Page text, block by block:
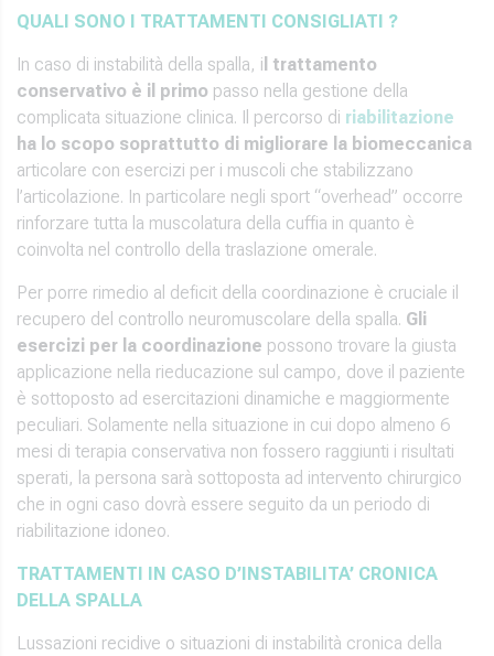
QUALI SONO I TRATTAMENTI CONSIGLIATI ?
In caso di instabilità della spalla, i l trattamento
conservativo è il primo passo nella gestione della
complicata situazione clinica. Il percorso di riabilitazione
ha lo scopo soprattutto di migliorare la biomeccanica
articolare con esercizi per i muscoli che stabilizzano
l’articolazione. In particolare negli sport “overhead” occorre
rinforzare tutta la muscolatura della cuffia in quanto è
coinvolta nel controllo della traslazione omerale.
Per porre rimedio al deficit della coordinazione è cruciale il
recupero del controllo neuromuscolare della spalla. Gli
esercizi per la coordinazione possono trovare la giusta
applicazione nella rieducazione sul campo, dove il paziente
è sottoposto ad esercitazioni dinamiche e maggiormente
peculiari. Solamente nella situazione in cui dopo almeno 6
mesi di terapia conservativa non fossero raggiunti i risultati
sperati, la persona sarà sottoposta ad intervento chirurgico
che in ogni caso dovrà essere seguito da un periodo di
riabilitazione idoneo.
TRATTAMENTI IN CASO D’INSTABILITA’ CRONICA
DELLA SPALLA
Lussazioni recidive o situazioni di instabilità cronica della